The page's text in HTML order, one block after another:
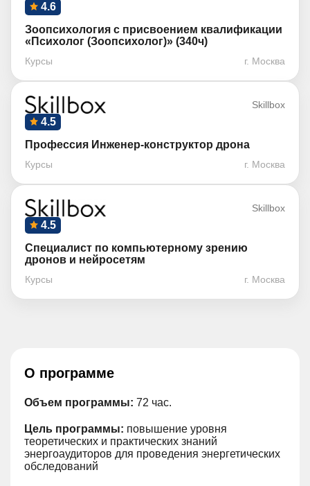
4.6
Зоопсихология с присвоением квалификации
«Психолог (Зоопсихолог)» (340ч)
Курсы г. Москва
Skillbox
4.5
Профессия Инженер-конструктор дрона
Курсы г. Москва
Skillbox
4.5
Специалист по компьютерному зрению
дронов и нейросетям
Курсы г. Москва
О программе
Объем программы: 72 час.
Цель программы: повышение уровня
теоретических и практических знаний
энергоаудиторов для проведения энергетических
обследований